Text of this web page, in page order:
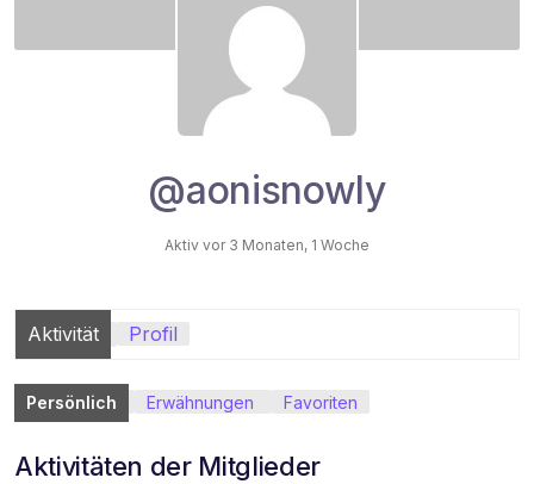
@aonisnowly
Aktiv vor 3 Monaten, 1 Woche
Aktivität Profil
Persönlich Erwähnungen Favoriten
Aktivitäten der Mitglieder